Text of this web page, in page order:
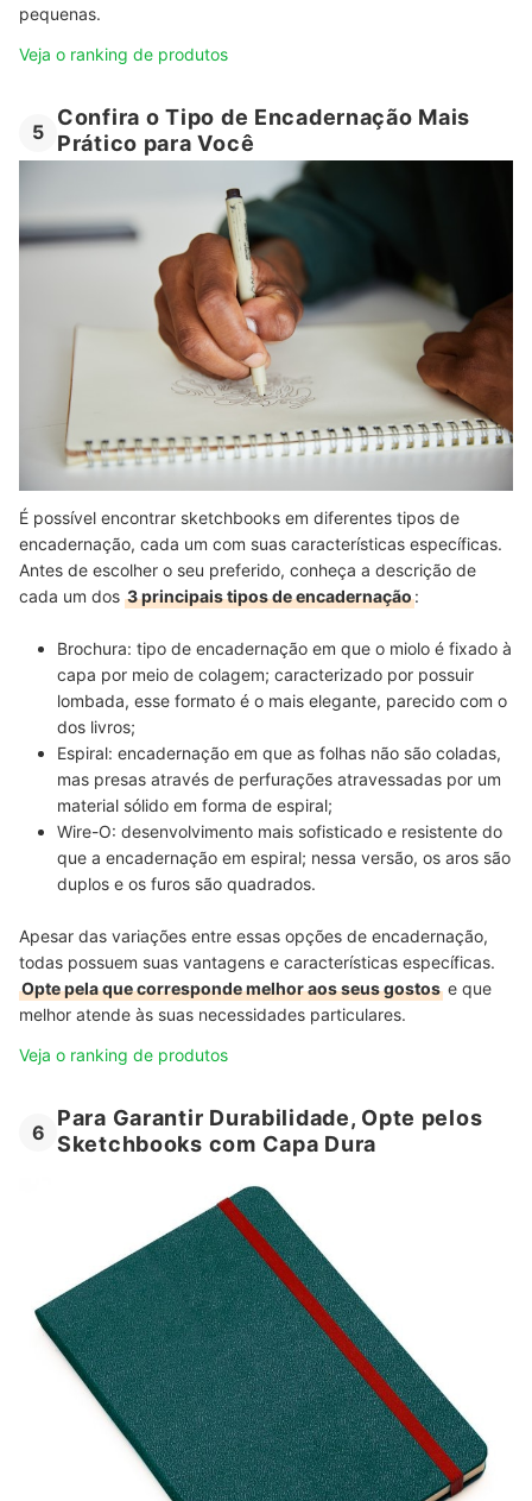
pequenas.
Veja o ranking de produtos
5
Confira o Tipo de Encadernação Mais
Prático para Você
É possível encontrar sketchbooks em diferentes tipos de
encadernação, cada um com suas características específicas.
Antes de escolher o seu preferido, conheça a descrição de
cada um dos 3 principais tipos de encadernação:
Brochura: tipo de encadernação em que o miolo é fixado à
capa por meio de colagem; caracterizado por possuir
lombada, esse formato é o mais elegante, parecido com o
dos livros;
Espiral: encadernação em que as folhas não são coladas,
mas presas através de perfurações atravessadas por um
material sólido em forma de espiral;
Wire-O: desenvolvimento mais sofisticado e resistente do
que a encadernação em espiral; nessa versão, os aros são
duplos e os furos são quadrados.
Apesar das variações entre essas opções de encadernação,
todas possuem suas vantagens e características específicas.
Opte pela que corresponde melhor aos seus gostos e que
melhor atende às suas necessidades particulares.
Veja o ranking de produtos
6
Para Garantir Durabilidade, Opte pelos
Sketchbooks com Capa Dura